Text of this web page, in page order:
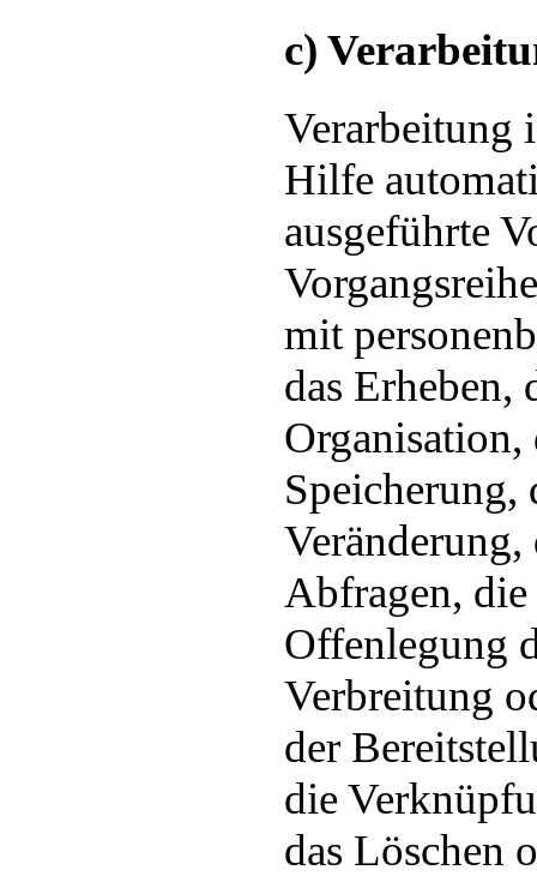
c)
Verarbeitung
Hilfe
ausgeführte
mit
das Erheben,
Organisation,
Speicherung,
Veränderung,
Abfragen,
Offenlegung
Verbreitung
der
die
das Löschen